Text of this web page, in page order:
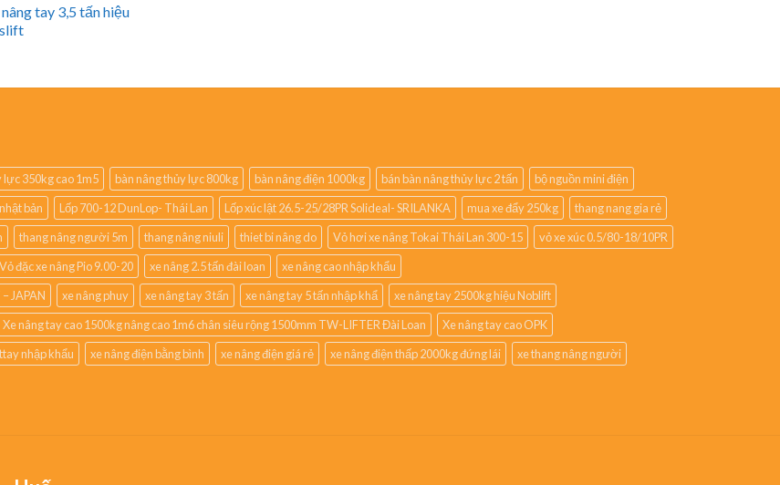
tay 3,5 tấn hiệu
lực 350kg cao 1m5 bàn nâng thủy lực 800kg bàn nâng điện 1000kg bán bàn nâng thủy lực 2 tấn
bộ nguồn mini điện
bản Lốp 700-12 DunLop- Thái Lan Lốp xúc lật 26.5-25/28PR Solideal- SRILANKA mua xe đẩy 250kg
thang nang gia rẻ
thang nâng người 5m thang nâng niuli thiet bi nâng do Vỏ hơi xe nâng Tokai Thái Lan 300-15
vỏ xe xúc 0.5/80-18/10PR
Vỏ đặc xe nâng Pio 9.00-20 xe nâng 2.5 tấn đài loan
xe nâng cao nhập khẩu
JAPAN
xe nâng phuy xe nâng tay 3 tấn xe nâng tay 5 tấn nhập khẩ
xe nâng tay 2500kg hiệu Noblift
Xe nâng tay cao 1500kg nâng cao 1m6 chân siêu rộng 1500mm TW-LIFTER Đài Loan
Xe nâng tay cao OPK
nhập khẩu xe nâng điện bằng bình xe nâng điện giá rẻ xe nâng điện thấp 2000kg đứng lái
xe thang nâng người